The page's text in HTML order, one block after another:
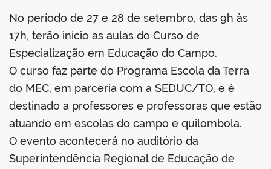
No período de 27 e 28 de setembro, das 9h às
17h, terão início as aulas do Curso de
Especialização em Educação do Campo.
O curso faz parte do Programa Escola da Terra
do MEC, em parceria com a SEDUC/TO, e é
destinado a professores e professoras que estão
atuando em escolas do campo e quilombola.
O evento acontecerá no auditório da
Superintendência Regional de Educação de